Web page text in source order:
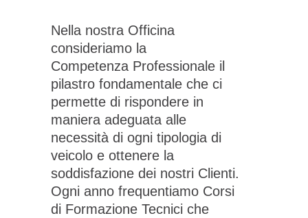
Nella nostra Officina
consideriamo la
Competenza Professionale il
pilastro fondamentale che ci
permette di rispondere in
maniera adeguata alle
necessità di ogni tipologia di
veicolo e ottenere la
soddisfazione dei nostri Clienti.
Ogni anno frequentiamo Corsi
di Formazione Tecnici che